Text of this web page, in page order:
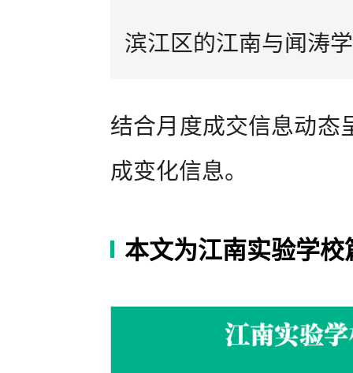
滨江区的江南与闻涛
结合月度成交信息动态
成变化信息。
本文为江南实验学校